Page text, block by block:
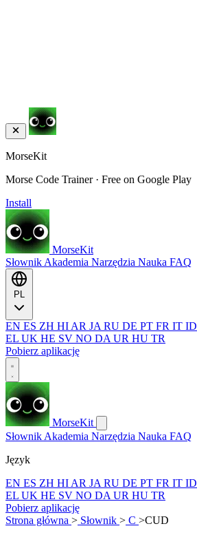
MorseKit
Morse Code Trainer · Free on Google Play
Install
MorseKit
Słownik Akademia Narzędzia Nauka FAQ
EN ES ZH HI AR JA RU DE PT FR IT ID
EL UK HE SV NO DA UR HU TR
Pobierz aplikację
MorseKit
Słownik Akademia Narzędzia Nauka FAQ
Język
EN ES ZH HI AR JA RU DE PT FR IT ID
EL UK HE SV NO DA UR HU TR
Pobierz aplikację
Strona główna > Słownik > C >CUD